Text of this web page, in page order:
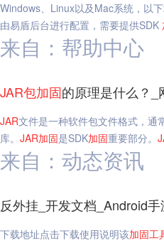
Windows、Linux以及Mac系统，以
由易盾后台进行配置，需要提供SDK
来自：帮助中心
JAR包加固的原理是什么？_
JAR文件是一种软件包文件格式，通
库。 JAR加固是SDK加固重要部分。
来自：动态资讯
反外挂_开发文档_Android
下载地址点击下载使用说明该加固工